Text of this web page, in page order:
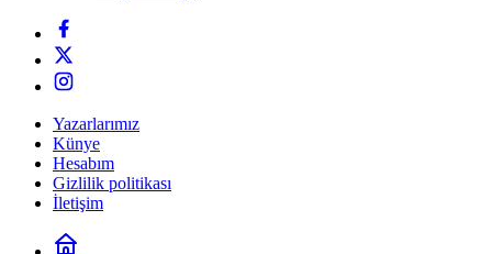
Yazarlarımız
Künye
Hesabım
Gizlilik politikası
İletişim